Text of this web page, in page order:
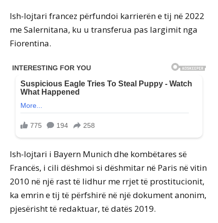
Ish-lojtari francez përfundoi karrierën e tij në 2022
me Salernitana, ku u transferua pas largimit nga
Fiorentina.
Ish-lojtari i Bayern Munich dhe kombëtares së
Francës, i cili dëshmoi si dëshmitar në Paris në vitin
2010 në një rast të lidhur me rrjet të prostitucionit,
ka emrin e tij të përfshirë në një dokument anonim,
pjesërisht të redaktuar, të datës 2019.